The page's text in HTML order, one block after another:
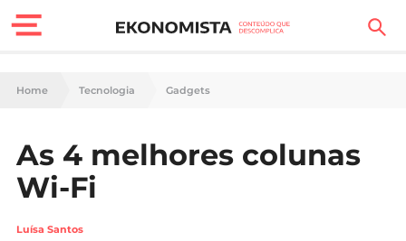
Finanças Pessoais
Carreira
Home Tecnologia Gadgets
As 4 melhores colunas
Wi-Fi
Luísa Santos